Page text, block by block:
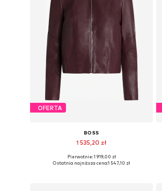
OFERTA
BOSS
1 535,20 zł
Dostępne rozmiary: XS, S, M, L
Pierwotnie: 1 919,00 zł
Ostatnia najniższa cena:1 547,10 zł